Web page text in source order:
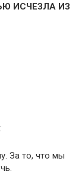
ИСЧЕЗЛА ИЗ
За то, что мы